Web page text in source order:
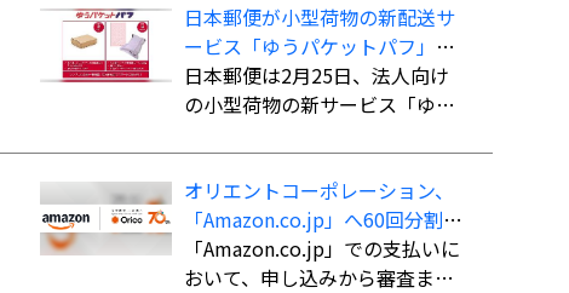
日本郵便が小型荷物の新配送サ
ービス「ゆうパケットパフ」、
料金は全国一律で「ゆうパッ
ク」よりも“お得”
日本郵便は2月25日、法人向け
の小型荷物の新サービス「ゆう
た。
オリエントコーポレーション、
「Amazon.co.jp」へ60回分割払
いができる決済手段「オリコ分
割払い」を導入
「Amazon.co.jp」での支払いに
おいて、申し込みから審査まで